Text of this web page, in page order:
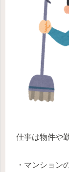
仕事は物件や
・マンション